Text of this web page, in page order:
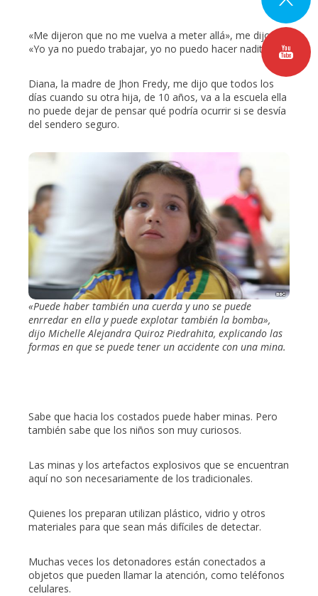
«Me dijeron que no me vuelva a meter allá», me dijo.
«Yo ya no puedo trabajar, yo no puedo hacer nadita».
Diana, la madre de Jhon Fredy, me dijo que todos los
días cuando su otra hija, de 10 años, va a la escuela ella
no puede dejar de pensar qué podría ocurrir si se desvía
del sendero seguro.
«Puede haber también una cuerda y uno se puede
enrredar en ella y puede explotar también la bomba»,
dijo Michelle Alejandra Quiroz Piedrahita, explicando las
formas en que se puede tener un accidente con una mina.
Sabe que hacia los costados puede haber minas. Pero
también sabe que los niños son muy curiosos.
Las minas y los artefactos explosivos que se encuentran
aquí no son necesariamente de los tradicionales.
Quienes los preparan utilizan plástico, vidrio y otros
materiales para que sean más difíciles de detectar.
Muchas veces los detonadores están conectados a
objetos que pueden llamar la atención, como teléfonos
celulares.